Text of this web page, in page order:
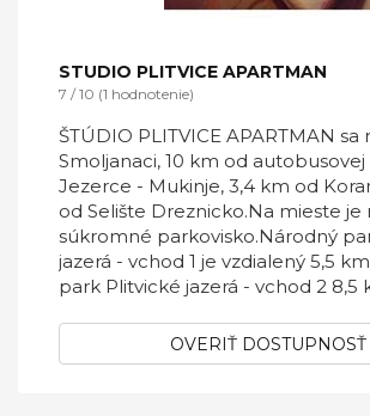
STUDIO PLITVICE APARTMAN
7 / 10 (1 hodnotenie)
ŠTÚDIO PLITVICE APARTMAN sa
Smoljanaci, 10 km od autobusovej
Jezerce - Mukinje, 3,4 km od
od Selište Dreznicko.Na mieste
súkromné ​​parkovisko.Národný
jazerá - vchod 1 je vzdialený 5,5
park Plitvické jazerá - vchod 2 8,5
OVERIŤ DOSTUPNOSŤ